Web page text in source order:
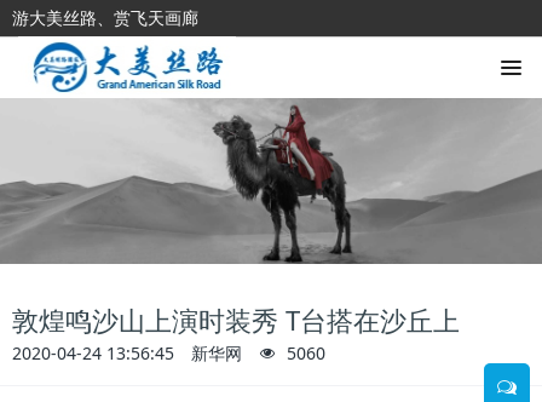
游大美丝路、赏飞天画廊
敦煌鸣沙山上演时装秀 T台搭在沙丘上
2020-04-24 13:56:45 新华网 5060